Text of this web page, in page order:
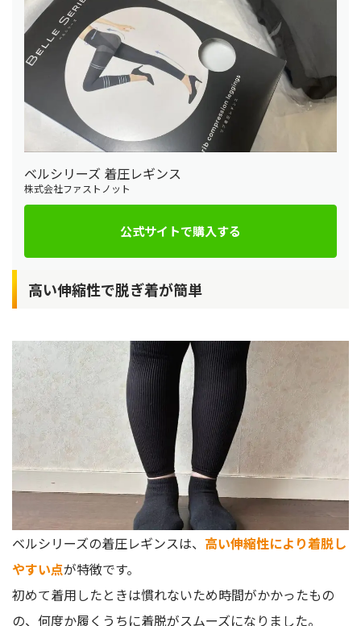
ベルシリーズ 着圧レギンス
株式会社ファストノット
公式サイトで購入する
高い伸縮性で脱ぎ着が簡単
ベルシリーズの着圧レギンスは、 高い伸縮性により着脱し
やすい点が特徴です。
初めて着用したときは慣れないため時間がかかったもの
の、何度か履くうちに着脱がスムーズになりました。